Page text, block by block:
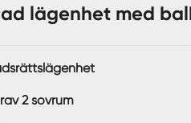
lägenhet med
2 sovrum